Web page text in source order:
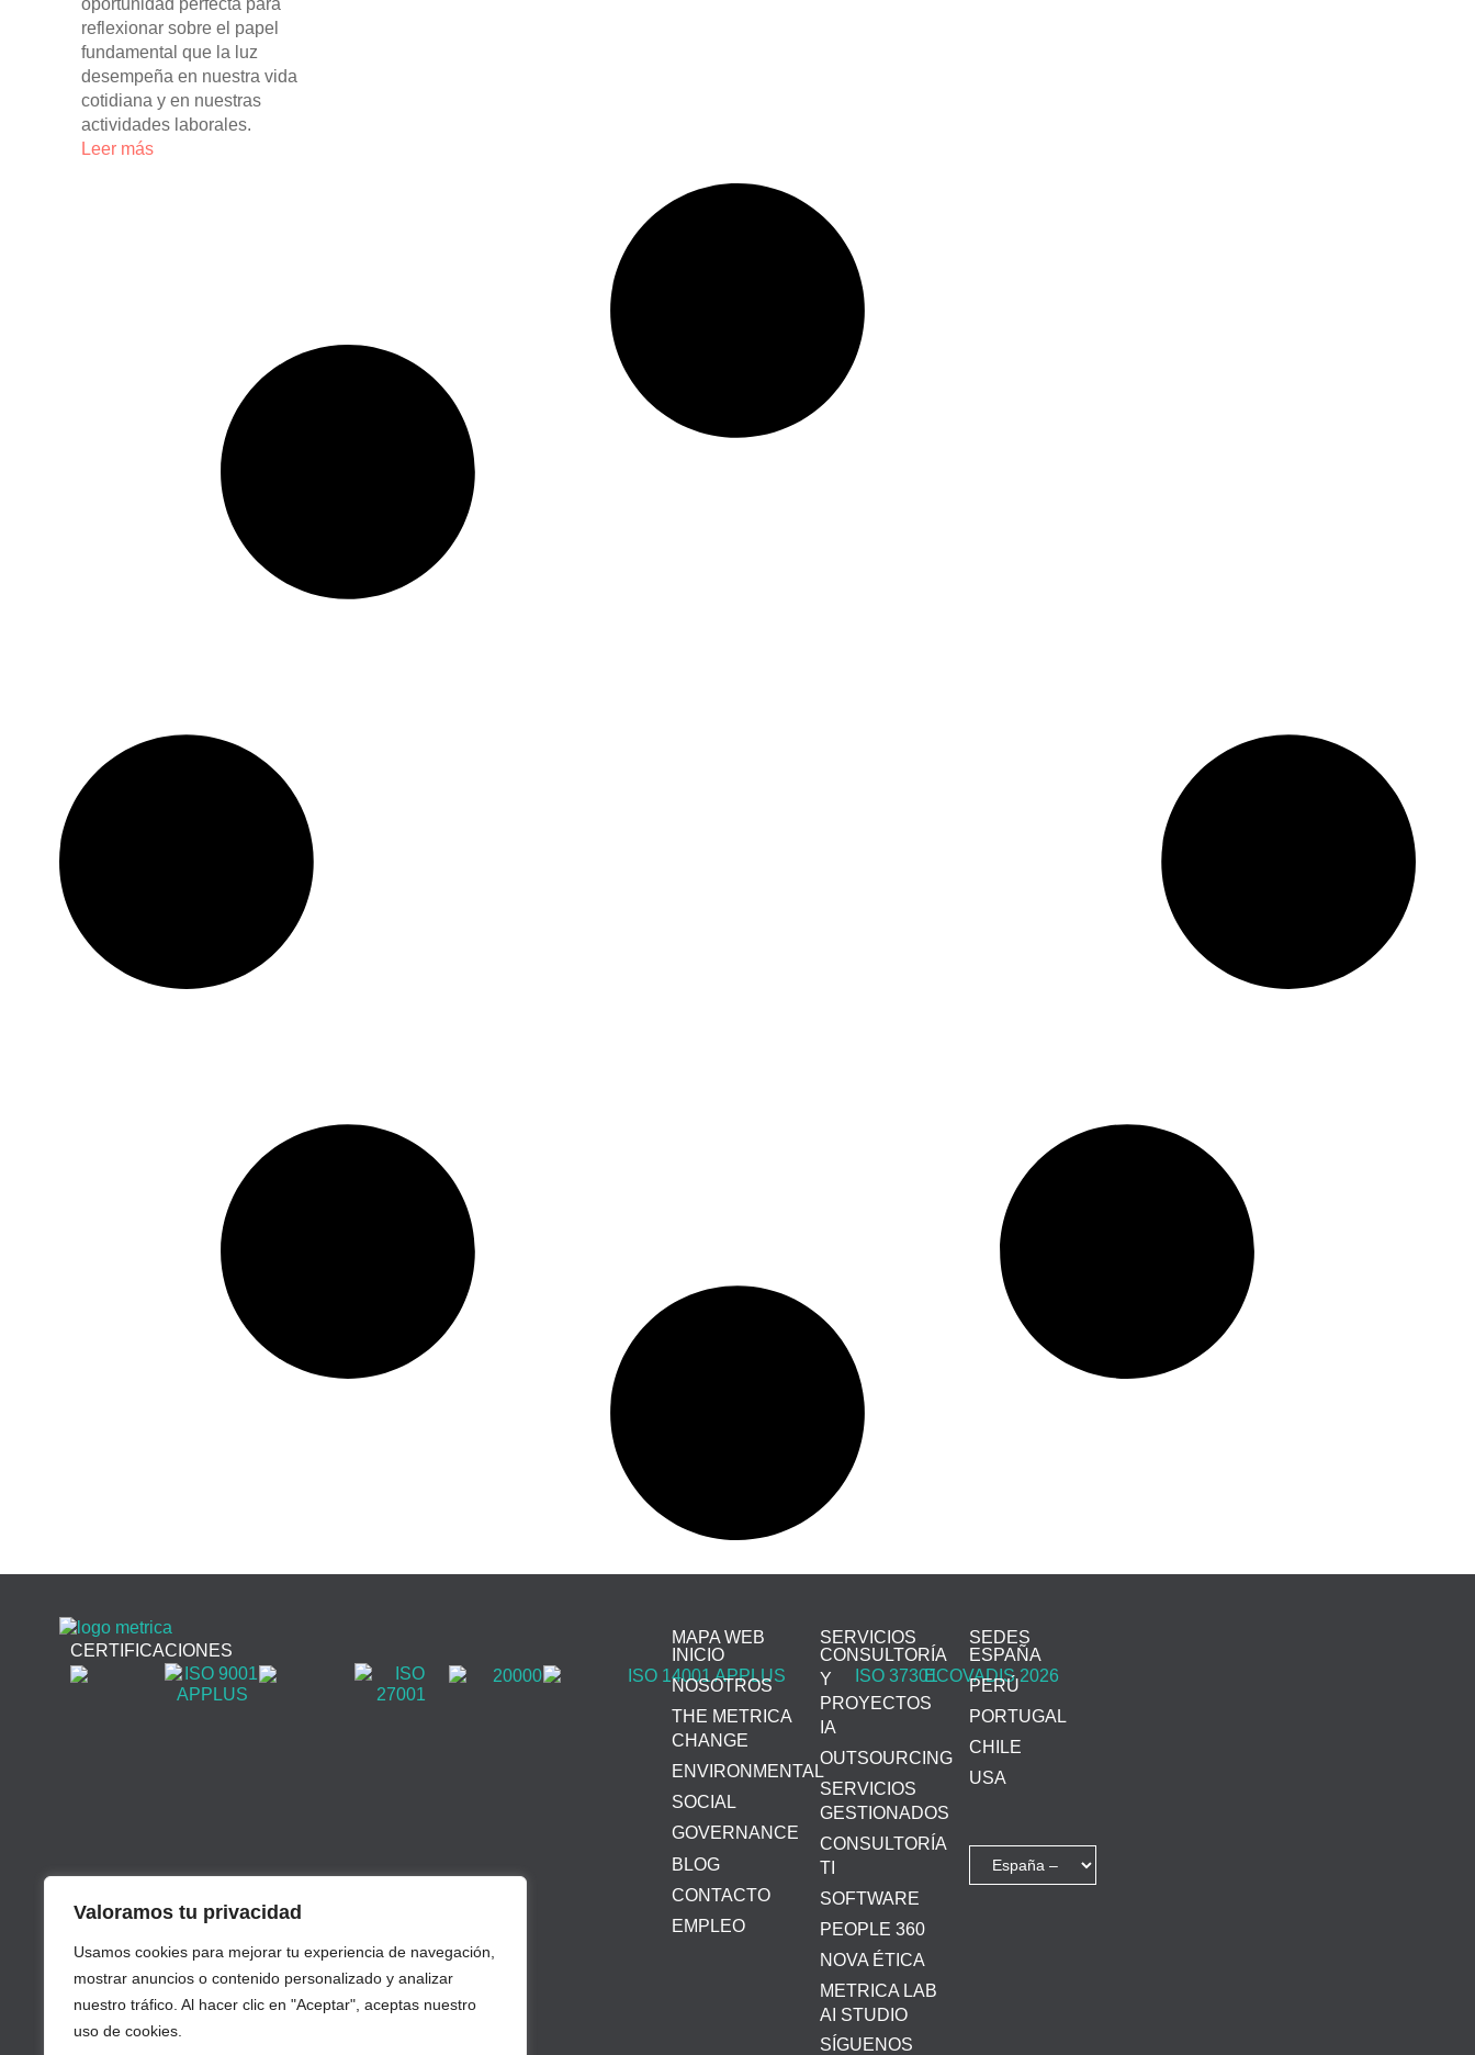
Valoramos tu privacidad
Usamos cookies para mejorar tu experiencia de navegación,
mostrar anuncios o contenido personalizado y analizar
nuestro tráfico. Al hacer clic en "Aceptar", aceptas nuestro
uso de cookies.
reflexionar sobre el papel
fundamental que la luz
desempeña en nuestra vida
cotidiana y en nuestras
actividades laborales.
Leer más
CERTIFICACIONES
MAPA WEB
INICIO
NOSOTROS
THE METRICA
CHANGE
ENVIRONMENTAL
SOCIAL
GOVERNANCE
BLOG
CONTACTO
EMPLEO
SERVICIOS
CONSULTORÍA
Y
PROYECTOS
IA
OUTSOURCING
SERVICIOS
GESTIONADOS
CONSULTORÍA
TI
SOFTWARE
PEOPLE 360
NOVA ÉTICA
METRICA LAB
AI STUDIO
SÍGUENOS
SEDES
ESPAÑA
PERÚ
PORTUGAL
CHILE
USA